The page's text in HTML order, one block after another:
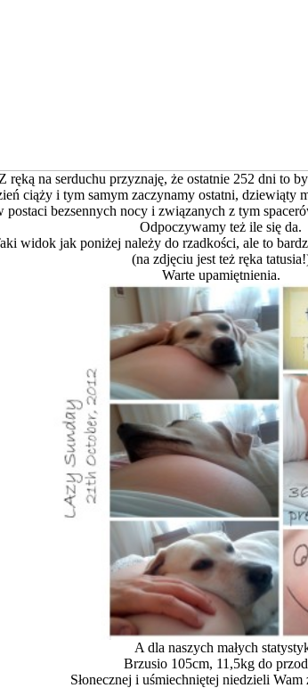
Z ręką na serduchu przyznaję, że ostatnie 252 dni to
ciąży i tym samym zaczynamy ostatni, dziewiąty
postaci bezsennych nocy i związanych z tym
Odpoczywamy też ile się da.
widok jak poniżej należy do rzadkości, ale to
(na zdjęciu jest też ręka
Warte upamiętnienia.
A dla naszych małych
Brzusio 105cm, 11,5kg do
Słonecznej i uśmiechniętej niedzieli